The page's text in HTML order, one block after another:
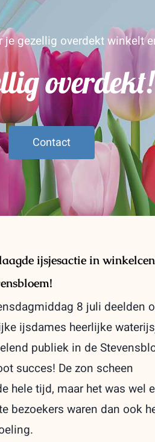
gezellig overdekt winkelt
overdekt!
Contact
ijsjesactie in
8 juli deelden
ijsdames heerlijke
publiek in de
succes! De zon scheen
hele tijd, maar het was wel
bezoekers waren dan ook